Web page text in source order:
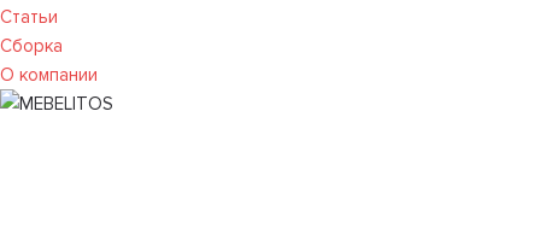
Статьи
Сборка
О компании